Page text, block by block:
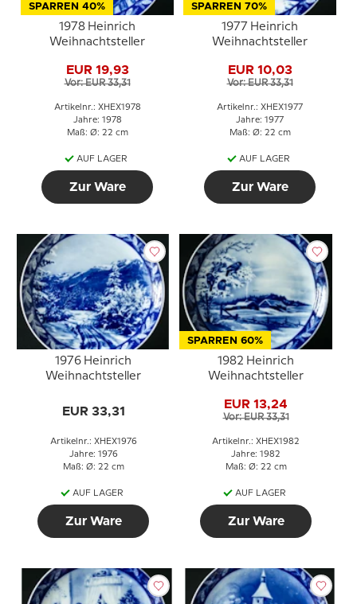
SPARREN 40%
1978 Heinrich
Weihnachtsteller
EUR 19,93
Vor: EUR 33,31
Artikelnr.: XHEX1978
Jahre: 1978
Maß: Ø: 22 cm
AUF LAGER
Zur Ware
SPARREN 70%
1977 Heinrich
Weihnachtsteller
EUR 10,03
Vor: EUR 33,31
Artikelnr.: XHEX1977
Jahre: 1977
Maß: Ø: 22 cm
AUF LAGER
Zur Ware
1976 Heinrich
Weihnachtsteller
EUR 33,31
Artikelnr.: XHEX1976
Jahre: 1976
Maß: Ø: 22 cm
AUF LAGER
Zur Ware
SPARREN 60%
1982 Heinrich
Weihnachtsteller
EUR 13,24
Vor: EUR 33,31
Artikelnr.: XHEX1982
Jahre: 1982
Maß: Ø: 22 cm
AUF LAGER
Zur Ware